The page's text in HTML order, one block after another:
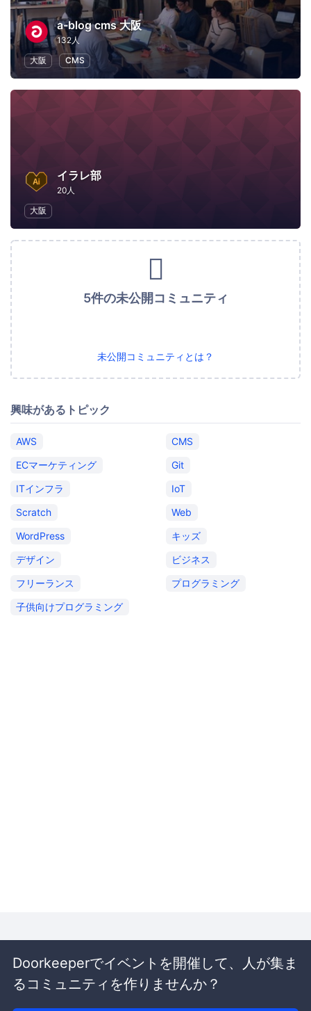
a-blog cms 大阪
132人
大阪
CMS
イラレ部
20人
大阪
5件の未公開コミュニティ
未公開コミュニティとは？
興味があるトピック
AWS
CMS
ECマーケティング
Git
ITインフラ
IoT
Scratch
Web
WordPress
キッズ
デザイン
ビジネス
フリーランス
プログラミング
子供向けプログラミング
Doorkeeperでイベントを開催して、人が集ま
るコミュニティを作りませんか？